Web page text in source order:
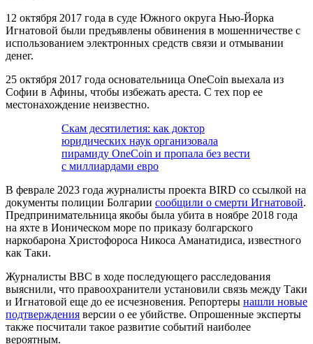
12 октября 2017 года в суде Южного округа Нью-Йорка
Игнатовой были предъявлены обвинения в мошенничестве с
использованием электронных средств связи и отмывании
денег.
25 октября 2017 года основательница OneCoin выехала из
Софии в Афины, чтобы избежать ареста. С тех пор ее
местонахождение неизвестно.
Скам десятилетия: как доктор
юридических наук организовала
пирамиду OneCoin и пропала без вести
с миллиардами евро
В феврале 2023 года журналисты проекта BIRD со ссылкой на
документы полиции Болгарии сообщили о смерти Игнатовой.
Предпринимательница якобы была убита в ноябре 2018 года
на яхте в Ионическом море по приказу болгарского
наркобарона Христофороса Никоса Аманатидиса, известного
как Таки.
Журналисты BBC в ходе последующего расследования
выяснили, что правоохранители установили связь между Таки
и Игнатовой еще до ее исчезновения. Репортеры нашли новые
подтверждения версии о ее убийстве. Опрошенные эксперты
также посчитали такое развитие событий наиболее
вероятным.